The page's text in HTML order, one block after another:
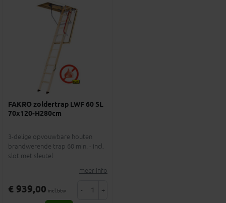
FAKRO zoldertrap LWF 60 SL
70x120-H280cm
3-delige opvouwbare houten
brandwerende trap 60 min. - incl.
slot met sleutel
meer info
€ 939,00 incl.btw - +